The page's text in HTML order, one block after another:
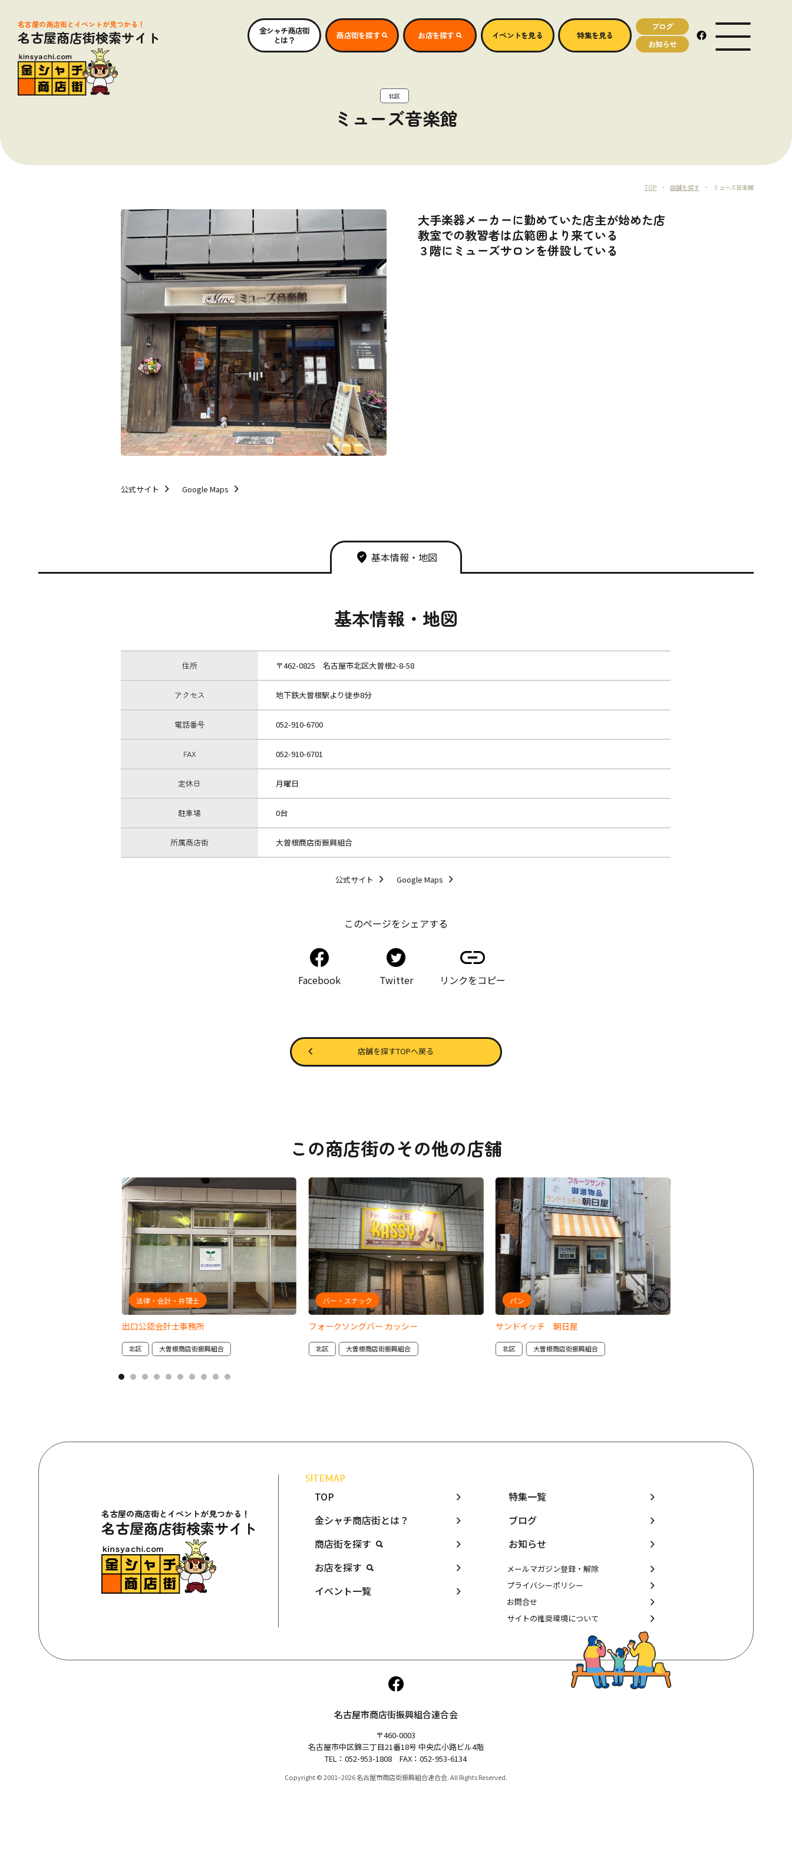
北区
ミューズ音楽館
名古屋の商店街とイベントが見つかる！
名古屋商店街検索サイト
金シャチ商店街
とは？
商店街を探す お店を探す イベントを見る 特集を見る
ブログ
お知らせ
MENU OPEN
TOP 店舗を探す ミューズ音楽館
大手楽器メーカーに勤めていた店主が始めた店
教室での教習者は広範囲より来ている
３階にミューズサロンを併設している
公式サイト Google Maps
基本情報・地図
基本情報・地図
住所 〒462-0825 名古屋市北区大曽根2-8-58
アクセス 地下鉄大曽根駅より徒歩8分
電話番号 052-910-6700
FAX 052-910-6701
定休日 月曜日
駐車場 0台
所属商店街 大曽根商店街振興組合
公式サイト Google Maps
このページをシェアする
Facebook Twitter リンクをコピー
店舗を探すTOPへ戻る
この商店街のその他の店舗
出口公認会計士事務所
法律・会計・弁理士
北区 大曽根商店街振興組合
フォークソングバー カッシー
バー・スナック
北区 大曽根商店街振興組合
サンドイッチ 朝日屋
パン
北区 大曽根商店街振興組合
名古屋の商店街とイベントが見つかる！
名古屋商店街検索サイト
SITEMAP
TOP
金シャチ商店街とは？
商店街を探す
お店を探す
イベント一覧
特集一覧
ブログ
お知らせ
メールマガジン登録・解除
プライバシーポリシー
お問合せ
サイトの推奨環境について
名古屋市商店街振興組合連合会
〒460-0003
名古屋市中区錦三丁目21番18号 中央広小路ビル4階
TEL：052-953-1808 FAX：052-953-6134
Copyright © 2001–2026名古屋市商店街振興組合連合会. All Rights Reserved.